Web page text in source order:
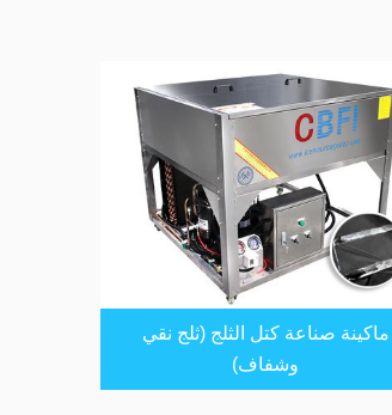
ماكينة صناعة كتل الثلج (ثلج نقي
وشفاف)